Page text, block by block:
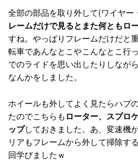
全部の部品を取り外して(ワイヤー
レームだけで見るとまた何ともロ
すね。やっぱりフレームだけだと
転車であんなとこやこんなとこ行
でのライドを思い出したりしなが
なんかをしました。
ホイールも外してよく見たらハブ
たのでこちらも ローター、スプロ
ップしておきました。あ、変速機
リアもフレームから外して掃除す
回学びましたｗ